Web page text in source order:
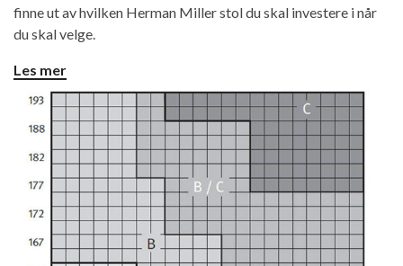
finne ut av hvilken Herman Miller stol du skal investere i når
du skal velge.
Les mer